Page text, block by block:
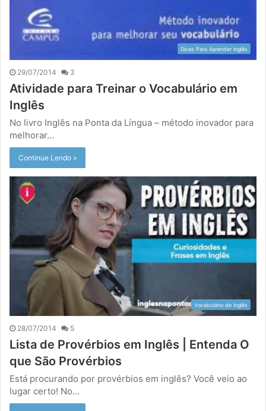
Dicas Para Aprender Inglês
29/07/2014 3
Atividade para Treinar o Vocabulário em
Inglês
No livro Inglês na Ponta da Língua – método inovador para
melhorar…
Continue Lendo »
Vocabulário de Inglês
28/07/2014 5
Lista de Provérbios em Inglês | Entenda O
que São Provérbios
Está procurando por provérbios em inglês? Você veio ao
lugar certo! No…